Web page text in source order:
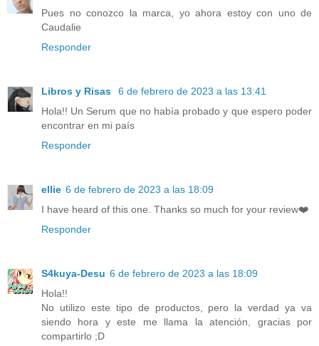
Pues no conozco la marca, yo ahora estoy con uno de
Caudalie
Responder
Libros y Risas
6 de febrero de 2023 a las 13:41
Hola!! Un Serum que no había probado y que espero poder
encontrar en mi país
Responder
ellie 6 de febrero de 2023 a las 18:09
I have heard of this one. Thanks so much for your review❤️
Responder
S4kuya-Desu 6 de febrero de 2023 a las 18:09
Hola!!
No utilizo este tipo de productos, pero la verdad ya va
siendo hora y este me llama la atención, gracias por
compartirlo ;D